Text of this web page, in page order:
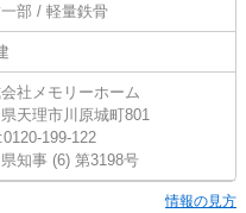
部 / 軽量鉄骨
社メモリーホーム
天理市川原城町801
199-122
知事 (6) 第3198号
情報の見方